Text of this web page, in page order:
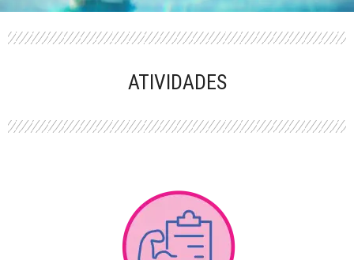
PERFORMANCE
ATIVIDADES